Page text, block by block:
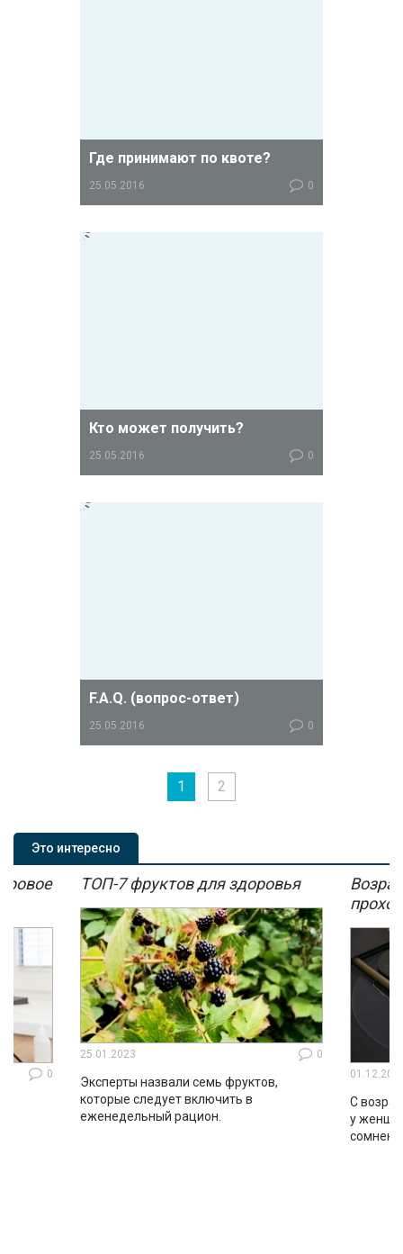
Где принимают по квоте?
25.05.2016 0
ЭКО по квоте принимает
Кто может получить?
25.05.2016 0
N 565н от 12 августа 2013 г. «Об
F.A.Q. (вопрос-ответ)
25.05.2016 0
вопросы, касающиеся процедуры
ЭКО за счет средств ОМС.
1 2
Это интересно
0
ТОП-7 фруктов для здоровья
25.01.2023 0
Эксперты назвали семь фруктов,
которые следует включить в
еженедельный рацион.
С
у